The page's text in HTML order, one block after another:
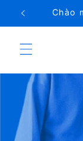
đến nội
dung
Chào